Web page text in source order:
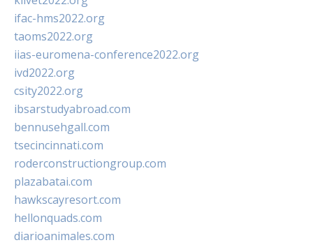
ifac-hms2022.org
taoms2022.org
iias-euromena-conference2022.org
ivd2022.org
csity2022.org
ibsarstudyabroad.com
bennusehgall.com
tsecincinnati.com
roderconstructiongroup.com
plazabatai.com
hawkscayresort.com
hellonquads.com
diarioanimales.com